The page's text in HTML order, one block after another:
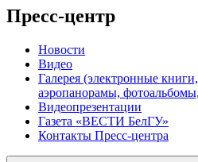
Пресс-центр
Новости
Видео
Галерея (электронные
аэропанорамы,
Видеопрезентации
Газета «ВЕСТИ БелГУ»
Контакты Пресс-центра